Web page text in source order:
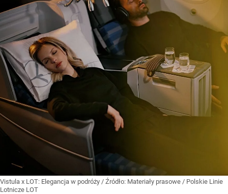
Vistula x LOT: Elegancja w podróży / Źródło: Materiały prasowe / Polskie Linie
Lotnicze LOT